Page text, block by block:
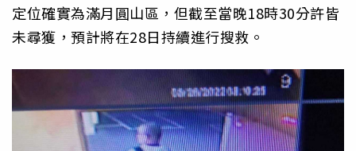
定位確實為滿月圓山區，但截至當晚18時30分許皆
未尋獲，預計將在28日持續進行搜救。